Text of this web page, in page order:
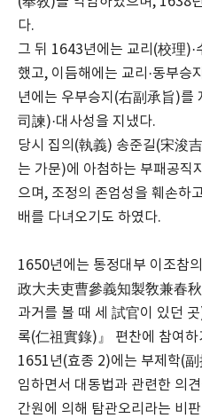
다.
그 뒤 1643년에는 교리(校理
했고, 이듬해에는 교리·동부
년에는 우부승지(右副承旨)를
司諫)·대사성을 지냈다.
당시 집의(執義) 송준길(宋浚
는 가문)에 아첨하는 부패공직
으며, 조정의 존엄성을 훼손하
배를 다녀오기도 하였다.
1650년에는 통정대부 이조참
政大夫吏曹參義知製敎兼春
과거를 볼 때 세 試官이 있던
록(仁祖實錄)』 편찬에 참여하
1651년(효종 2)에는 부제학(
임하면서 대동법과 관련한 의
간원에 의해 탐관오리라는 비